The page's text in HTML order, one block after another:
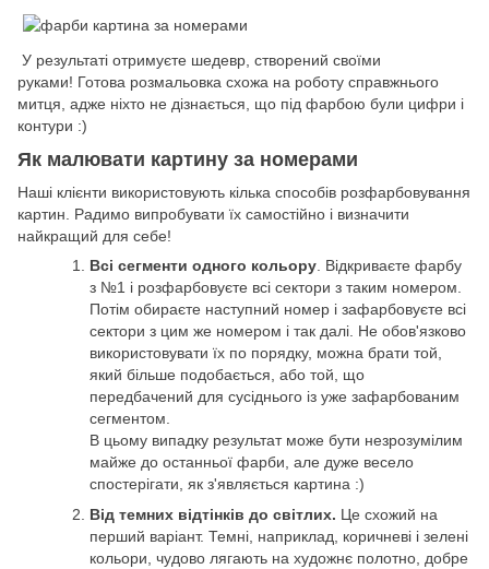
У результаті отримуєте шедевр, створений своїми
руками! Готова розмальовка схожа на роботу справжнього
митця, адже ніхто не дізнається, що під фарбою були цифри і
контури :)
Як малювати картину за номерами
Наші клієнти використовують кілька способів розфарбовування
картин. Радимо випробувати їх самостійно і визначити
найкращий для себе!
Всі сегменти одного кольору . Відкриваєте фарбу
з №1 і розфарбовуєте всі сектори з таким номером.
Потім обираєте наступний номер і зафарбовуєте всі
сектори з цим же номером і так далі. Не обов'язково
використовувати їх по порядку, можна брати той,
який більше подобається, або той, що
передбачений для сусіднього із уже зафарбованим
сегментом.
В цьому випадку результат може бути незрозумілим
майже до останньої фарби, але дуже весело
спостерігати, як з'являється картина :)
Від темних відтінків до світлих. Це схожий на
перший варіант. Темні, наприклад, коричневі і зелені
кольори, чудово лягають на художнє полотно, добре